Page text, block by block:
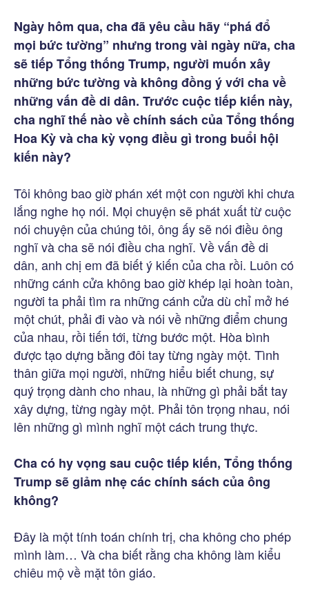
Ngày hôm qua, cha đã yêu cầu hãy “phá đổ
mọi bức tường” nhưng trong vài ngày nữa, cha
sẽ tiếp Tổng thống Trump, người muốn xây
những bức tường và không đồng ý với cha về
những vấn đề di dân. Trước cuộc tiếp kiến này,
cha nghĩ thế nào về chính sách của Tổng thống
Hoa Kỳ và cha kỳ vọng điều gì trong buổi hội
kiến này?
Tôi không bao giờ phán xét một con người khi chưa
lắng nghe họ nói. Mọi chuyện sẽ phát xuất từ cuộc
nói chuyện của chúng tôi, ông ấy sẽ nói điều ông
nghĩ và cha sẽ nói điều cha nghĩ. Về vấn đề di
dân, anh chị em đã biết ý kiến của cha rồi. Luôn có
những cánh cửa không bao giờ khép lại hoàn toàn,
người ta phải tìm ra những cánh cửa dù chỉ mở hé
một chút, phải đi vào và nói về những điểm chung
của nhau, rồi tiến tới, từng bước một. Hòa bình
được tạo dựng bằng đôi tay từng ngày một. Tình
thân giữa mọi người, những hiểu biết chung, sự
quý trọng dành cho nhau, là những gì phải bắt tay
xây dựng, từng ngày một. Phải tôn trọng nhau, nói
lên những gì mình nghĩ một cách trung thực.
Cha có hy vọng sau cuộc tiếp kiến, Tổng thống
Trump sẽ giảm nhẹ các chính sách của ông
không?
Đây là một tính toán chính trị, cha không cho phép
mình làm… Và cha biết rằng cha không làm kiểu
chiêu mộ về mặt tôn giáo.